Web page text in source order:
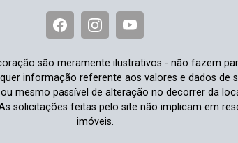
são meramente ilustrativos - não fazem
informação referente aos valores e dados de
mesmo passível de alteração no decorrer da
solicitações feitas pelo site não implicam em
imóveis.